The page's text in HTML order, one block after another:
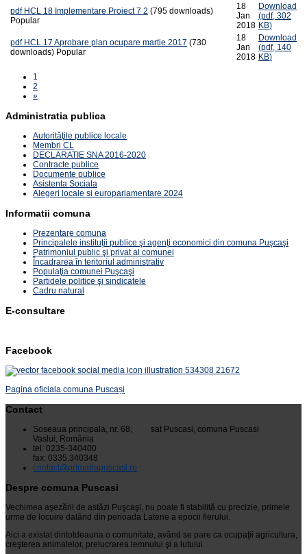
pdf HCL 18 Implementare Proiect 7 2 (795 downloads)
Popular
18
Jan
2018
Download
(pdf, 302
KB)
pdf HCL 17 Aprobare plan ocupare martie 2017 (730
downloads) Popular
18
Jan
2018
Download
(pdf, 140
KB)
1
2
»
Administratia publica
Autorităţile publice locale
Membri CL
DECLARATIE SNA 2016-2020
Contracte publice
Documente publice
Asistenta Sociala
Alegeri locale si europarlamentare 2024
Informatii comuna
Prezentare comuna
Principalele instituţii publice şi agenţi economici din comuna Puşcaşi
Patrimoniul public şi privat al comunei
Încadrarea în teritoriul administrativ
Populaţia comunei Puşcaşi
Partidele politice şi sindicatele
Cadru natural
E-consultare
Facebook
Pagina oficiala comuna Puscași
Contact
Soseaua principala, nr. 68, sat Puscasi, comuna Puscasi
Vaslui, România
tel: 0235-340400
fax: 0335.340348
contact@primariapuscasi.ro
Despre comuna Puscasi
Vechimea aşezării de astăzi Puşcaşi, nu poate fi stabilită cu precizie, primele
urme de locuire datând din perioada Latene a epocii fierului.
Aici a existat dintotdeauna o comunitate, având se pare ca ocupaţii agricultura,
creşterea animalelor, prelucrarea lemnului şi a lutului.